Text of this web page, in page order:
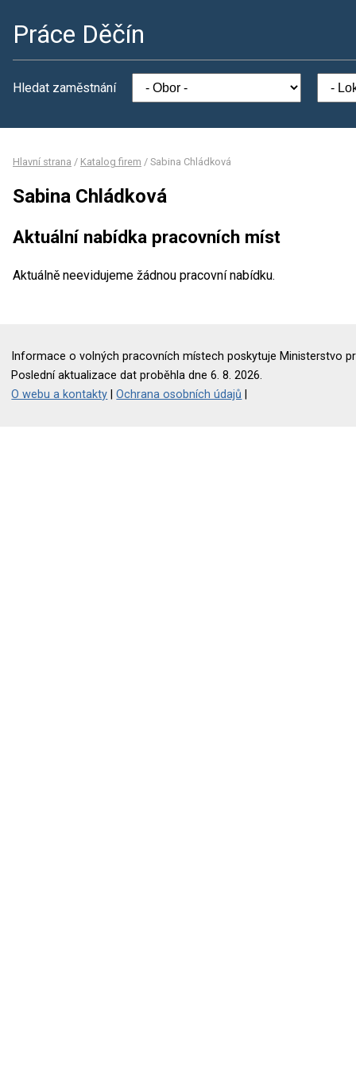
Práce Děčín
Hledat zaměstnání
Hlavní strana / Katalog firem / Sabina Chládková
Sabina Chládková
Aktuální nabídka pracovních míst
Aktuálně neevidujeme žádnou pracovní nabídku.
Informace o volných pracovních místech poskytuje Ministerstvo
Poslední aktualizace dat proběhla dne 6. 8. 2026.
O webu a kontakty |Ochrana osobních údajů